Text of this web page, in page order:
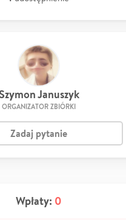
Szymon Januszyk
ORGANIZATOR ZBIÓRKI
Zadaj pytanie
Wpłaty: 0